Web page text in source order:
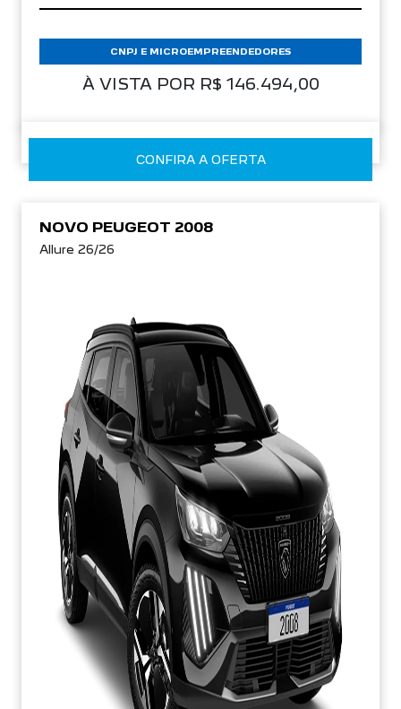
À VISTA POR R$ 146.494,00
CNPJ E MICROEMPREENDEDORES
CONFIRA A OFERTA
NOVO PEUGEOT 2008
Allure 26/26